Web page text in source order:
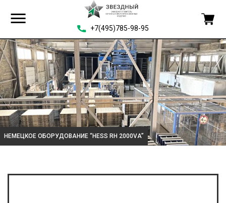
+7(495)785-98-95
НЕМЕЦКОЕ ОБОРУДОВАНИЕ “HESS RH 2000VA”